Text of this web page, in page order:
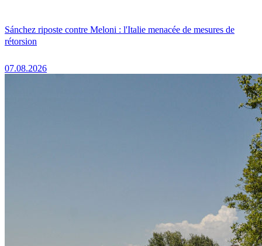
Sánchez riposte contre Meloni : l'Italie menacée de mesures de
rétorsion
07.08.2026